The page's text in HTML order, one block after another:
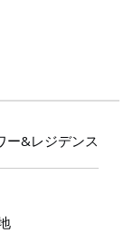
ー&レジデンス